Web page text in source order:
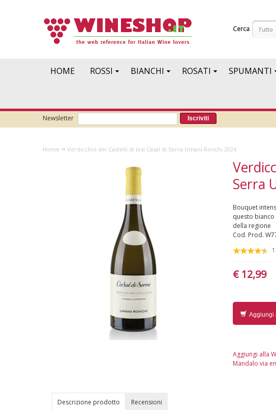
Cerca Tutto
HOME ROSSI BIANCHI ROSATI SPUMANTI
Newsletter Iscriviti
Home Verdicchio dei Castelli di Jesi Casal di Serra Umani Ronchi 2024
Serra
Bouquet
questo
della regione
Cod. Prod.
€ 12,99
Aggiungi
Aggiungi alla
Mandalo via
Descrizione prodotto Recensioni